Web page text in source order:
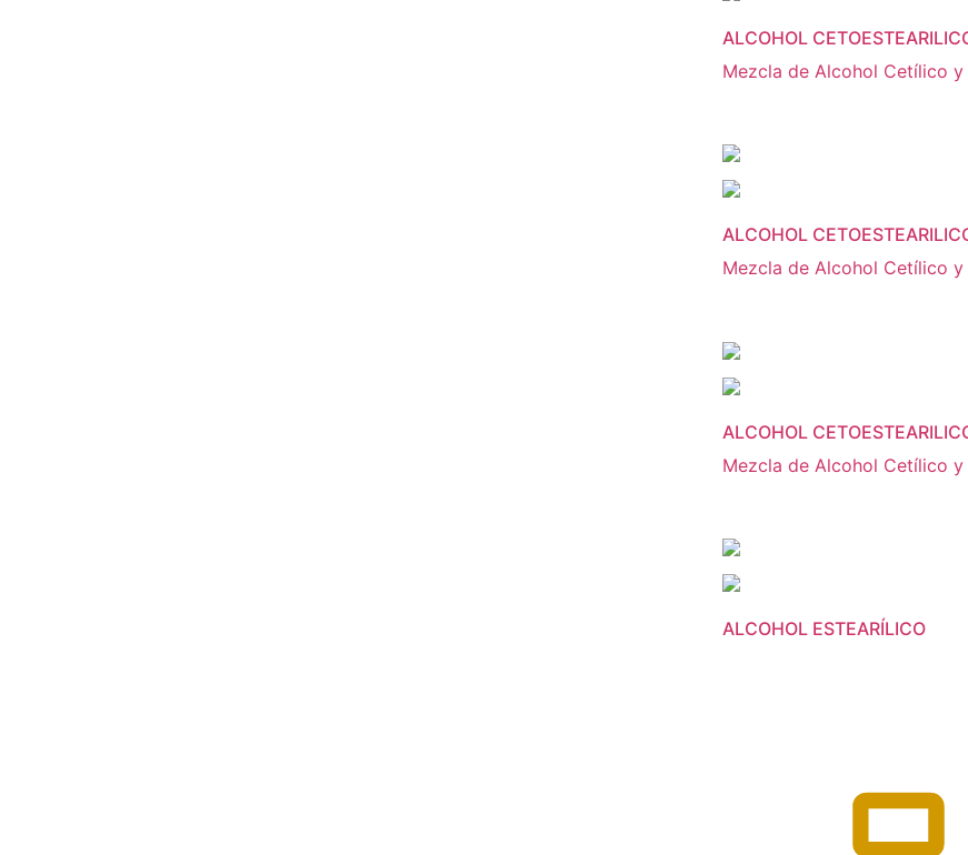
ALCOHOL
Mezcla de Alcohol Cetílico
ALCOHOL
Mezcla de Alcohol Cetílico
ALCOHOL
Mezcla de Alcohol Cetílico
ALCOHOL ESTEARÍLICO